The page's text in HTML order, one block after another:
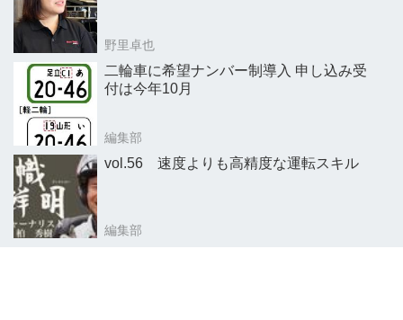
野里卓也
二輪車に希望ナンバー制導入 申し込み受
付は今年10月
編集部
vol.56 速度よりも高精度な運転スキル
編集部